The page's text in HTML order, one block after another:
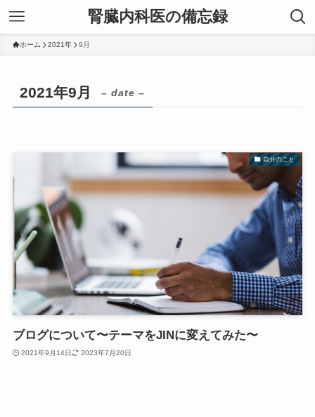
腎臓内科医の備忘録
ホーム 2021年 9月
2021年9月 – date –
自分のこと
ブログについて〜テーマをJINに変えてみた〜
2021年9月14日 2023年7月20日